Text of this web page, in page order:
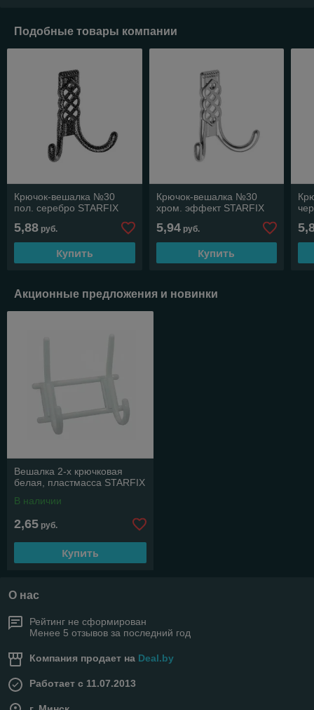
Подобные товары компании
Крючок-вешалка №30
пол. серебро STARFIX
5,88 руб.
Купить
Крючок-вешалка №30
хром. эффект STARFIX
5,94руб.
Купить
Акционные предложения и новинки
Вешалка 2-х крючковая
белая, пластмасса STARFIX
В наличии
2,65 руб.
Купить
О нас
Рейтинг не сформирован
Менее 5 отзывов за последний год
Компания продает на Deal.by
Работает с 11.07.2013